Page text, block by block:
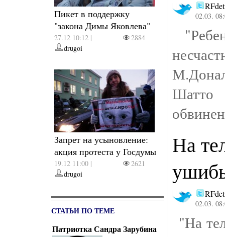
Пикет в поддержку
"закона Димы Яковлева"
27.12 10:12 |
2884
drugoi
Запрет на усыновление:
акция протеста у Госдумы
19.12 11:00 |
2621
drugoi
СТАТЬИ ПО ТЕМЕ
Патриотка Сандра Зарубина
02.03.
Шатто
На
02.03.
"На